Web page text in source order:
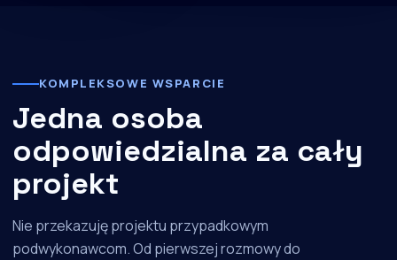
KOMPLEKSOWE WSPARCIE
Jedna osoba
odpowiedzialna za cały
projekt
Nie przekazuję projektu przypadkowym
podwykonawcom. Od pierwszej rozmowy do